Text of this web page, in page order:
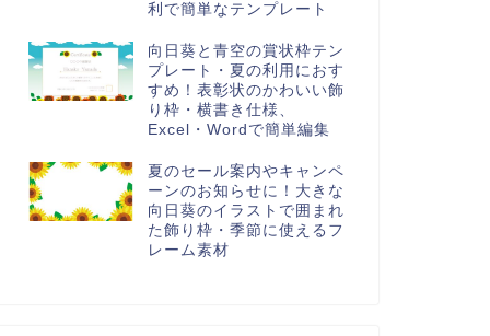
利で簡単なテンプレート
向日葵と青空の賞状枠テン
プレート・夏の利用におす
すめ！表彰状のかわいい飾
り枠・横書き仕様、
Excel・Wordで簡単編集
夏のセール案内やキャンペ
ーンのお知らせに！大きな
向日葵のイラストで囲まれ
た飾り枠・季節に使えるフ
レーム素材